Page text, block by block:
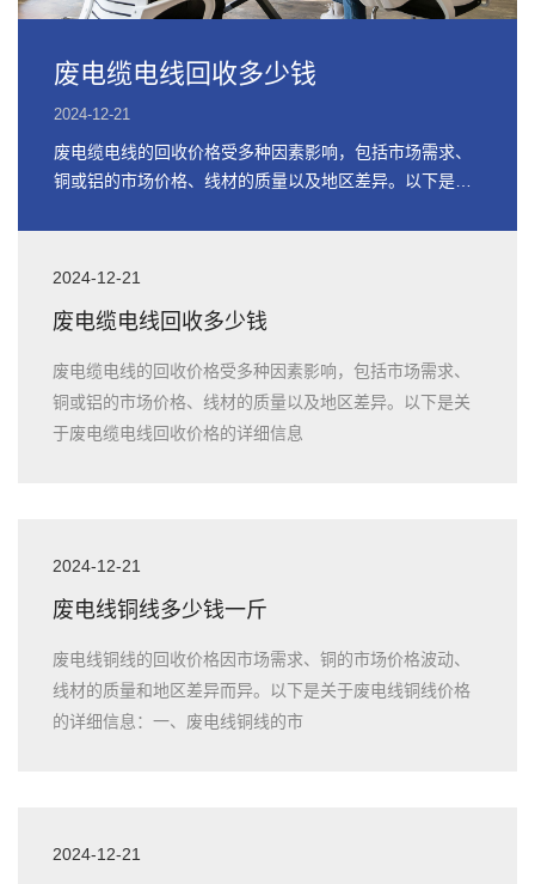
废电缆电线回收多少钱
2024-12-21
废电缆电线的回收价格受多种因素影响，包括市场需求、
铜或铝的市场价格、线材的质量以及地区差异。以下是关
2024-12-21
废电缆电线回收多少钱
废电缆电线的回收价格受多种因素影响，包括市场需求、
铜或铝的市场价格、线材的质量以及地区差异。以下是关
于废电缆电线回收价格的详细信息
2024-12-21
废电线铜线多少钱一斤
废电线铜线的回收价格因市场需求、铜的市场价格波动、
线材的质量和地区差异而异。以下是关于废电线铜线价格
的详细信息：一、废电线铜线的市
2024-12-21